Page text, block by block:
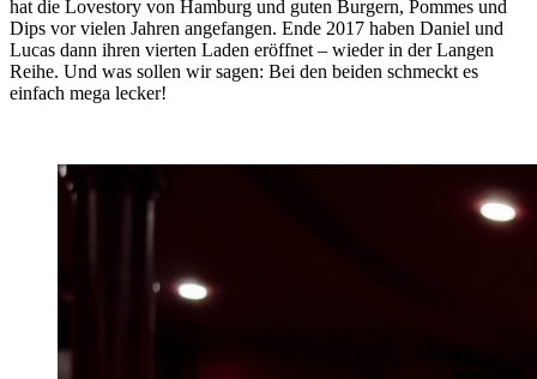
hat die Lovestory von Hamburg und guten Burgern, Pommes und
Dips vor vielen Jahren angefangen. Ende 2017 haben Daniel und
Lucas dann ihren vierten Laden eröffnet – wieder in der Langen
Reihe. Und was sollen wir sagen: Bei den beiden schmeckt es
einfach mega lecker!